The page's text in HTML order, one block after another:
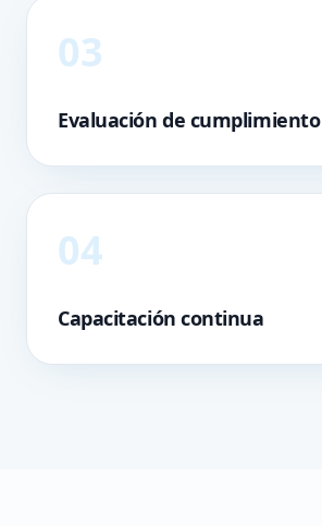
03
Evaluación de cumplimiento
04
Capacitación continua